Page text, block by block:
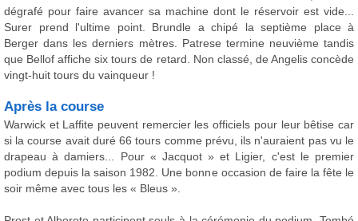
dégrafé pour faire avancer sa machine dont le réservoir est vide...
Surer prend l'ultime point. Brundle a chipé la septième place à
Berger dans les derniers mètres. Patrese termine neuvième tandis
que Bellof affiche six tours de retard. Non classé, de Angelis concède
vingt-huit tours du vainqueur !
Après la course
Warwick et Laffite peuvent remercier les officiels pour leur bêtise car
si la course avait duré 66 tours comme prévu, ils n'auraient pas vu le
drapeau à damiers... Pour « Jacquot » et Ligier, c'est le premier
podium depuis la saison 1982. Une bonne occasion de faire la fête le
soir même avec tous les « Bleus ».